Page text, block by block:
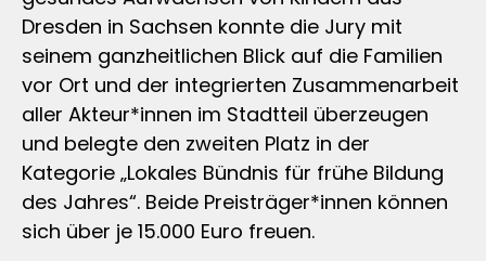
Dresden in Sachsen konnte die Jury mit
seinem ganzheitlichen Blick auf die Familien
vor Ort und der integrierten Zusammenarbeit
aller Akteur*innen im Stadtteil überzeugen
und belegte den zweiten Platz in der
Kategorie „Lokales Bündnis für frühe Bildung
des Jahres“. Beide Preisträger*innen können
sich über je 15.000 Euro freuen.